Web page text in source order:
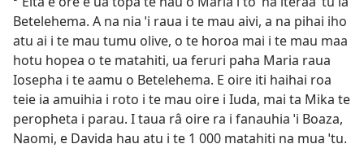
Betelehema. A na nia ˈi raua i te mau aivi, a na pihai iho
atu ai i te mau tumu olive, o te horoa mai i te mau maa
hotu hopea o te matahiti, ua feruri paha Maria raua
Iosepha i te aamu o Betelehema. E oire iti haihai roa
teie ia amuihia i roto i te mau oire i Iuda, mai ta Mika te
peropheta i parau. I taua râ oire ra i fanauhia ˈi Boaza,
Naomi, e Davida hau atu i te 1 000 matahiti na mua ˈtu.